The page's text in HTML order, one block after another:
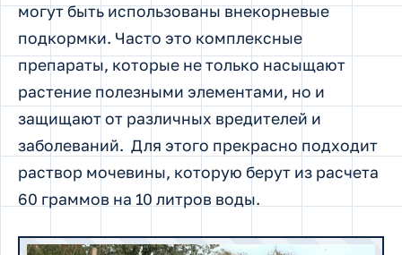
могут быть использованы внекорневые
подкормки. Часто это комплексные
препараты, которые не только насыщают
растение полезными элементами, но и
защищают от различных вредителей и
заболеваний. Для этого прекрасно подходит
раствор мочевины, которую берут из расчета
60 граммов на 10 литров воды.